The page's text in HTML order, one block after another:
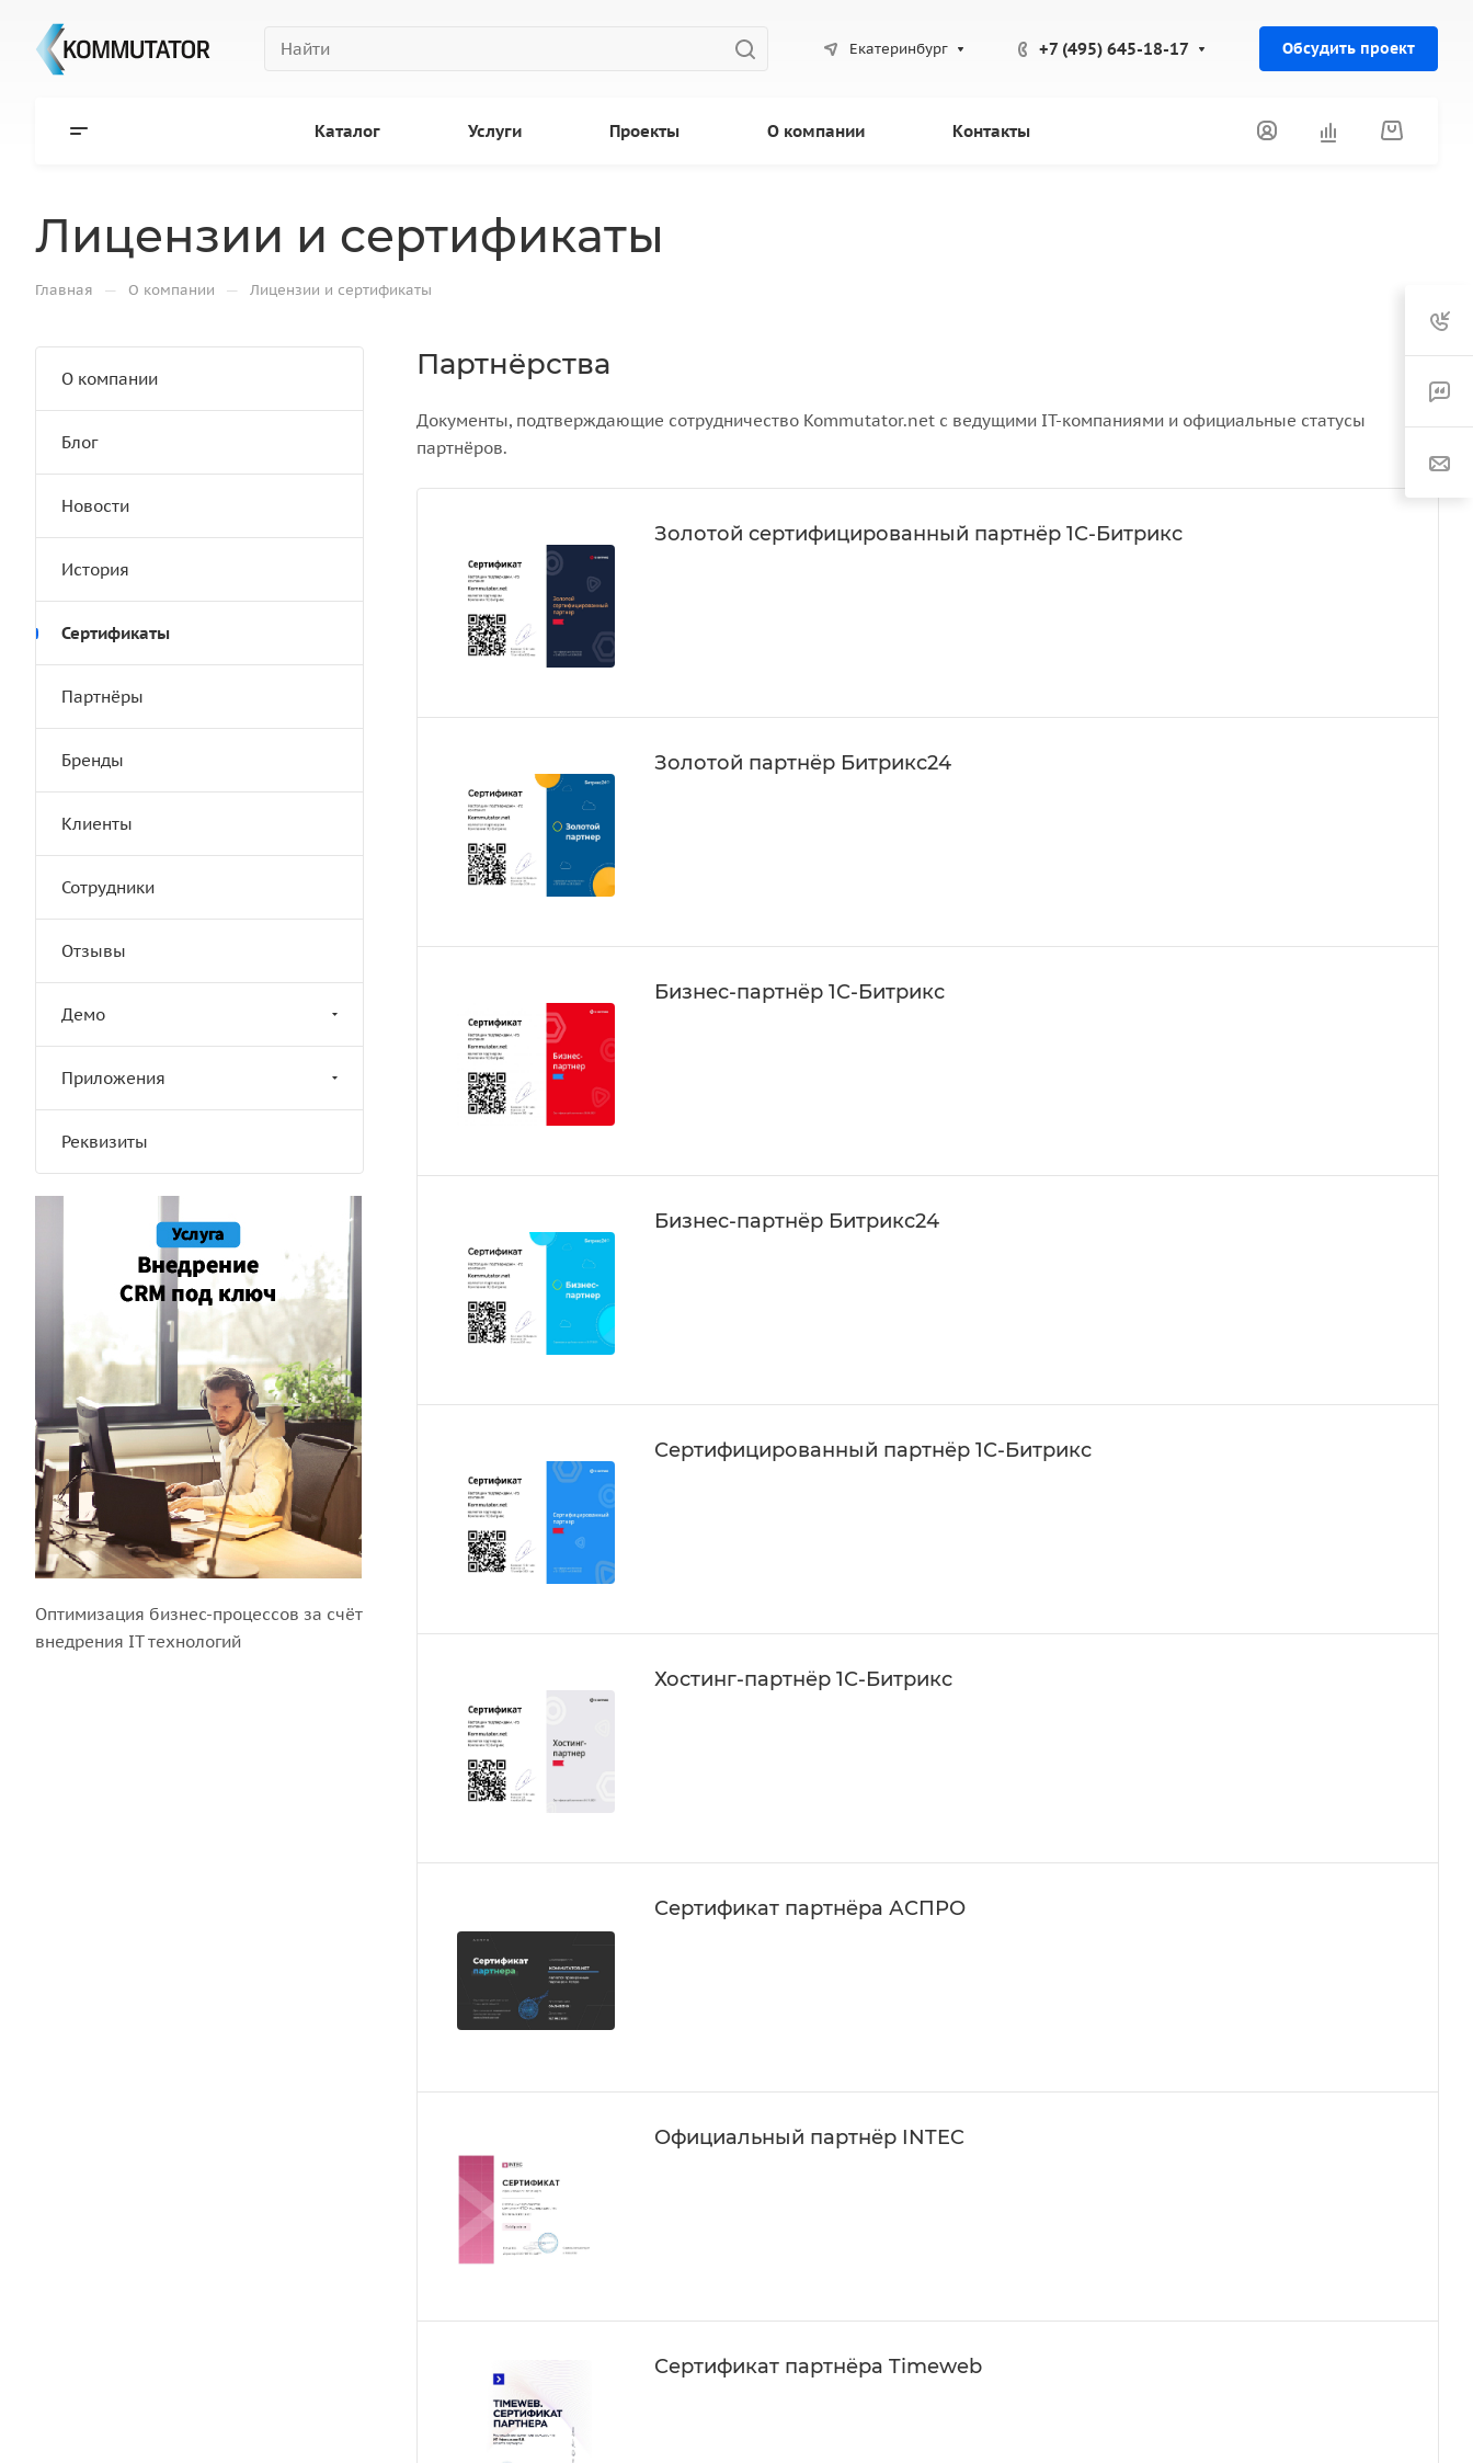
Екатеринбург +7 (495) 645-18-17 Обсудить проект
Каталог Услуги Проекты О компании Контакты
Лицензии и сертификаты
Главная — О компании — Лицензии и сертификаты
Партнёрства
Документы, подтверждающие сотрудничество Kommutator.net с ведущими IT-компаниями и официальные статусы
партнёров.
Золотой сертифицированный партнёр 1С-Битрикс
Золотой партнёр Битрикс24
Бизнес-партнёр 1С-Битрикс
Бизнес-партнёр Битрикс24
Сертифицированный партнёр 1С-Битрикс
Хостинг-партнёр 1С-Битрикс
Сертификат партнёра АСПРО
Официальный партнёр INTEC
Сертификат партнёра Timeweb
О компании
Блог
Новости
История
Сертификаты
Партнёры
Бренды
Клиенты
Сотрудники
Отзывы
Демо
Приложения
Реквизиты
Оптимизация бизнес-процессов за счёт
внедрения IT технологий